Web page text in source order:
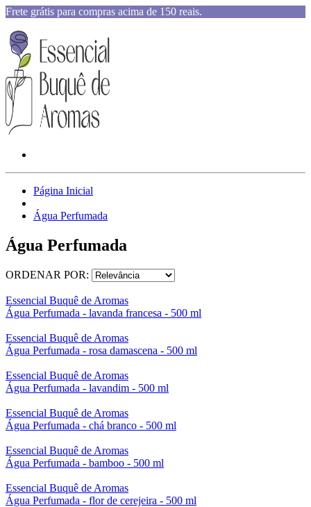
Frete grátis para compras acima de 150 reais.
Página Inicial
Água Perfumada
Água Perfumada
ORDENAR POR:
Essencial Buquê de Aromas
Água Perfumada - lavanda francesa - 500 ml
Essencial Buquê de Aromas
Água Perfumada - rosa damascena - 500 ml
Essencial Buquê de Aromas
Água Perfumada - lavandim - 500 ml
Essencial Buquê de Aromas
Água Perfumada - chá branco - 500 ml
Essencial Buquê de Aromas
Água Perfumada - bamboo - 500 ml
Essencial Buquê de Aromas
Água Perfumada - flor de cerejeira - 500 ml